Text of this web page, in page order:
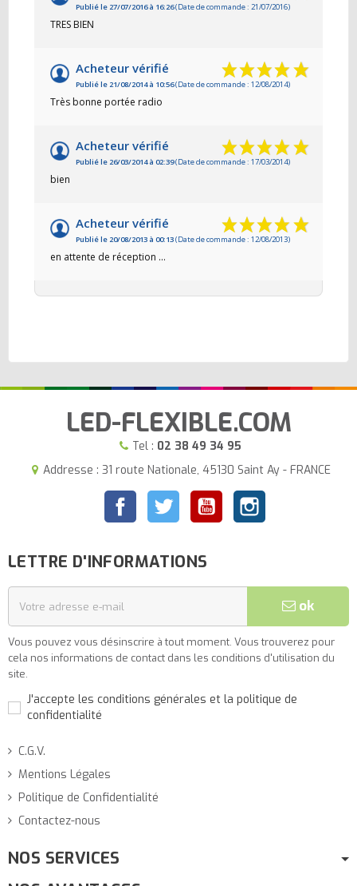
Publié le 27/07/2016 à 16:26(Date de commande : 21/07/2016)
TRES BIEN
Acheteur vérifié
Publié le 21/08/2014 à 10:56(Date de commande : 12/08/2014)
Très bonne portée radio
Acheteur vérifié
Publié le 26/03/2014 à 02:39(Date de commande : 17/03/2014)
bien
Acheteur vérifié
Publié le 20/08/2013 à 00:13(Date de commande : 12/08/2013)
en attente de réception ...
LED-FLEXIBLE.COM
Tel : 02 38 49 34 95
Addresse : 31 route Nationale, 45130 Saint Ay - FRANCE
FacebookTwitter YouTubeInstagram
LETTRE D'INFORMATIONS
ok
Vous pouvez vous désinscrire à tout moment. Vous trouverez pour
cela nos informations de contact dans les conditions d'utilisation du
site.
J'accepte les conditions générales et la politique de
confidentialité
C.G.V.
Mentions Légales
Politique de Confidentialité
Contactez-nous
NOS SERVICES